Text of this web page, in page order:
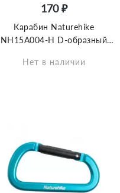
170 ₽
Карабин Naturehike
NH15A004-H D-образный
оранжевый, 6927595717301
Нет в наличии